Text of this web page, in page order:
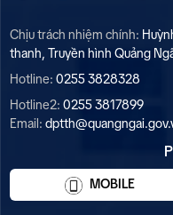
Chịu trách nhiệm chính:
thanh, Truyền hình Quảng
Hotline: 0255 3828328
Hotline2: 0255 3817899
Email:
MOBILE